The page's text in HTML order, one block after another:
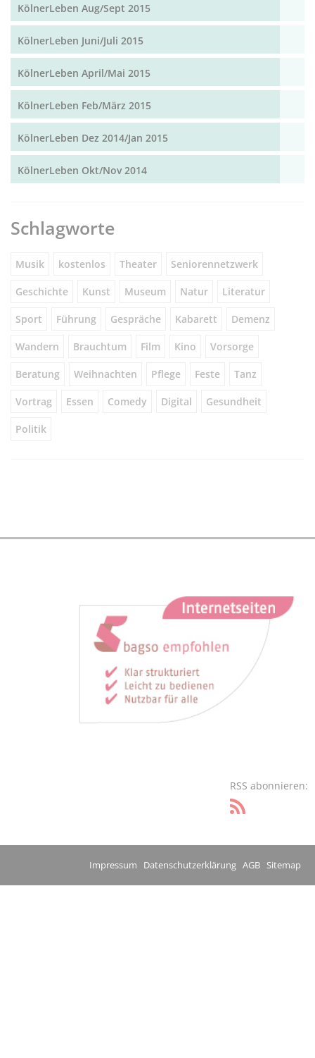
KölnerLeben Aug/Sept 2015
KölnerLeben Juni/Juli 2015
KölnerLeben April/Mai 2015
KölnerLeben Feb/März 2015
KölnerLeben Dez 2014/Jan 2015
KölnerLeben Okt/Nov 2014
Schlagworte
Musik kostenlos Theater Seniorennetzwerk
Geschichte Kunst Museum Natur Literatur
Sport Führung Gespräche Kabarett Demenz
Wandern Brauchtum Film Kino Vorsorge
Beratung Weihnachten Pflege Feste Tanz
Vortrag Essen Comedy Digital Gesundheit
Politik
RSS abonnieren:
Impressum Datenschutzerklärung AGB Sitemap